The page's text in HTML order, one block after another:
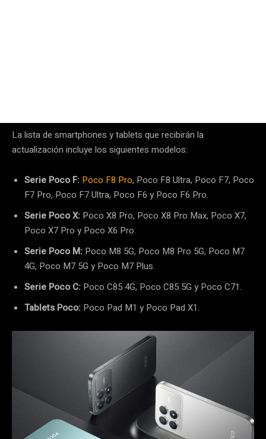
La lista de smartphones y tablets que recibirán la
actualización incluye los siguientes modelos:
Serie Poco F: Poco F8 Pro, Poco F8 Ultra, Poco F7, Poco
F7 Pro, Poco F7 Ultra, Poco F6 y Poco F6 Pro.
Serie Poco X: Poco X8 Pro, Poco X8 Pro Max, Poco X7,
Poco X7 Pro y Poco X6 Pro.
Serie Poco M: Poco M8 5G, Poco M8 Pro 5G, Poco M7
4G, Poco M7 5G y Poco M7 Plus.
Serie Poco C: Poco C85 4G, Poco C85 5G y Poco C71.
Tablets Poco: Poco Pad M1 y Poco Pad X1.